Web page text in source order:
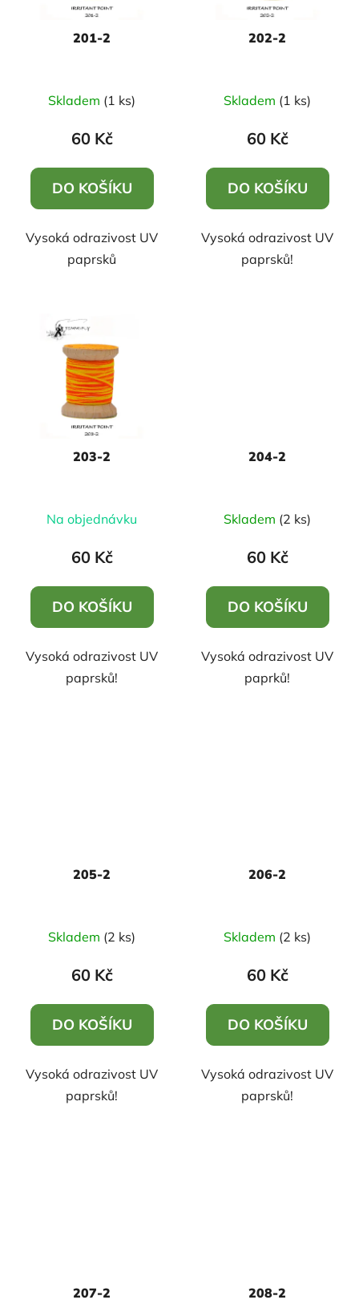
201-2
Skladem (1 ks)
60 Kč
DO KOŠÍKU
Vysoká odrazivost UV
paprsků
202-2
Skladem (1 ks)
60 Kč
DO KOŠÍKU
Vysoká odrazivost UV
paprsků!
203-2
Na objednávku
60 Kč
DO KOŠÍKU
Vysoká odrazivost UV
paprsků!
204-2
Skladem (2 ks)
60 Kč
DO KOŠÍKU
Vysoká odrazivost UV
paprků!
205-2
Skladem (2 ks)
60 Kč
DO KOŠÍKU
Vysoká odrazivost UV
paprsků!
206-2
Skladem (2 ks)
60 Kč
DO KOŠÍKU
Vysoká odrazivost UV
paprsků!
207-2 208-2